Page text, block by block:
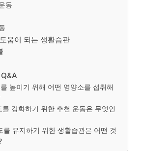
동
움이 되는 생활습관
높이기 위해 어떤 영양소를 섭취해
를 강화하기 위한 추천 운동은 무엇인
를 유지하기 위한 생활습관은 어떤 것